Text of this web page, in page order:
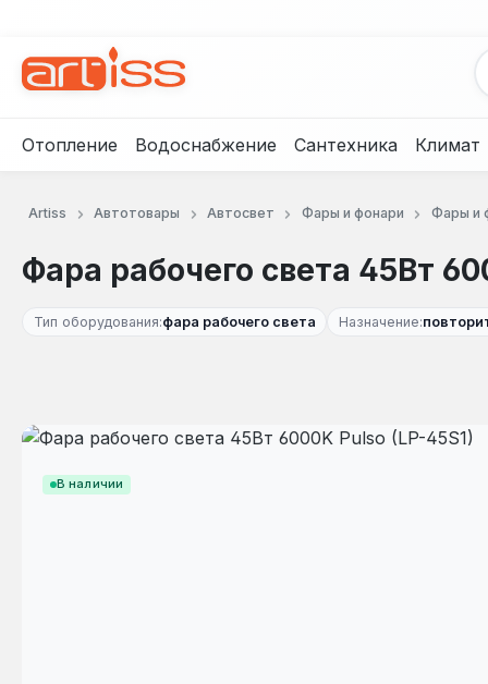
Отопление Водоснабжение Сантехника Климат
Artiss Автотовары Автосвет Фары и фонари Фары и
Фара рабочего света 45Вт
Тип оборудования:фара рабочего света Назначение:
В наличии
Пропустить галерею изображений